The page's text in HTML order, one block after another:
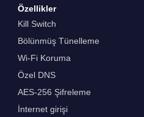
Özellikler
Kill Switch
Bölünmüş Tünelleme
Wi-Fi Koruma
Özel DNS
AES-256 Şifreleme
İnternet girişi